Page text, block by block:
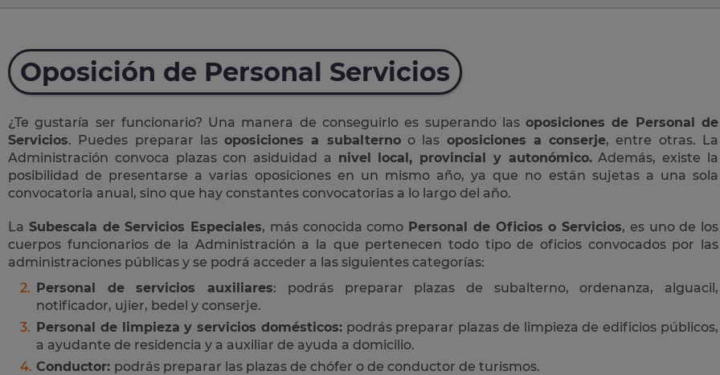
Oposición de Personal Servicios
¿Te gustaría ser funcionario? Una manera de conseguirlo es superando lasoposiciones de Personal de
Servicios. Puedes preparar lasoposiciones a subalternoo las oposiciones a conserje, entre otras. La
Administración convoca plazas con asiduidad a nivel local, provincial y autonómico.Además, existe la
posibilidad de presentarse a varias oposiciones en un mismo año, ya que no están sujetas a una sola
convocatoria anual, sino que hay constantes convocatorias a lo largo del año.
La Subescala de Servicios Especiales, más conocida como Personal de Oficios o Servicios, es uno de los
cuerpos funcionarios de la Administración a la que pertenecen todo tipo de oficios convocados por las
administraciones públicas y se podrá acceder a las siguientes categorías:
Personal de servicios auxiliares: podrás preparar plazas de subalterno, ordenanza, alguacil,
notificador, ujier, bedel y conserje.
Personal de limpieza y servicios domésticos:podrás preparar plazas de limpieza de edificios públicos,
a ayudante de residencia y a auxiliar de ayuda a domicilio.
Conductor: podrás preparar las plazas de chófer o de conductor de turismos.